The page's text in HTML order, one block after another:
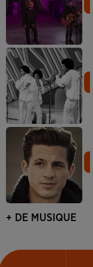
+ DE MUSIQUE